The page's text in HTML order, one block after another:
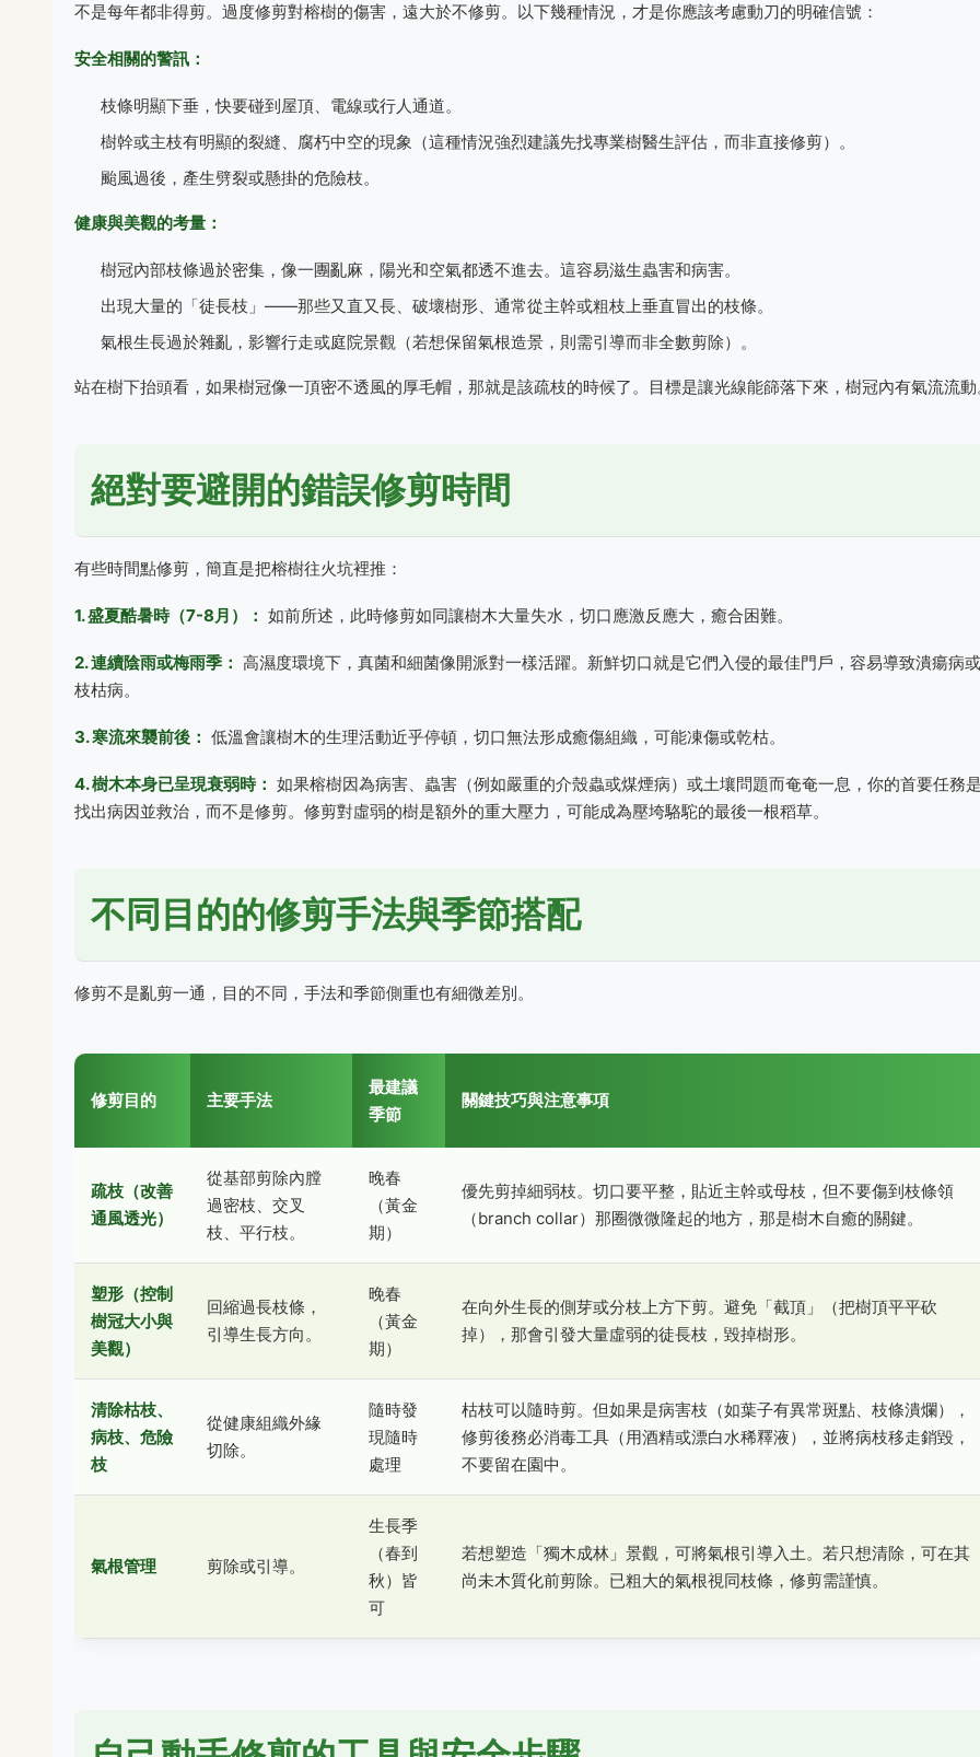
不是每年都非得剪。過度修剪對榕樹的傷害，遠大於不修剪。以下幾種情況，才是你應該考慮動刀的明確信號：
安全相關的警訊：
枝條明顯下垂，快要碰到屋頂、電線或行人通道。
樹幹或主枝有明顯的裂縫、腐朽中空的現象（這種情況強烈建議先找專業樹醫生評估，而非直接修剪）。
颱風過後，產生劈裂或懸掛的危險枝。
健康與美觀的考量：
樹冠內部枝條過於密集，像一團亂麻，陽光和空氣都透不進去。這容易滋生蟲害和病害。
出現大量的「徒長枝」——那些又直又長、破壞樹形、通常從主幹或粗枝上垂直冒出的枝條。
氣根生長過於雜亂，影響行走或庭院景觀（若想保留氣根造景，則需引導而非全數剪除）。
站在樹下抬頭看，如果樹冠像一頂密不透風的厚毛帽，那就是該疏枝的時候了。目標是讓光線能篩落下來，樹冠內有氣流流
絕對要避開的錯誤修剪時間
有些時間點修剪，簡直是把榕樹往火坑裡推：
1. 盛夏酷暑時（7-8月）： 如前所述，此時修剪如同讓樹木大量失水，切口應激反應大，癒合困難。
2. 連續陰雨或梅雨季： 高濕度環境下，真菌和細菌像開派對一樣活躍。新鮮切口就是它們入侵的最佳門戶，容易導致潰瘍病或
枝枯病。
3. 寒流來襲前後： 低溫會讓樹木的生理活動近乎停頓，切口無法形成癒傷組織，可能凍傷或乾枯。
4. 樹木本身已呈現衰弱時： 如果榕樹因為病害、蟲害（例如嚴重的介殼蟲或煤煙病）或土壤問題而奄奄一息，你的首要任務
找出病因並救治，而不是修剪。修剪對虛弱的樹是額外的重大壓力，可能成為壓垮駱駝的最後一根稻草。
不同目的的修剪手法與季節搭配
修剪不是亂剪一通，目的不同，手法和季節側重也有細微差別。
修剪目的 主要手法
最建議
季節
關鍵技巧與注意事項
疏枝（改善
通風透光）
從基部剪除內膛
過密枝、交叉
枝、平行枝。
晚春
（黃金
期）
優先剪掉細弱枝。切口要平整，貼近主幹或母枝，但不要傷到枝條領
（branch collar）那圈微微隆起的地方，那是樹木自癒的關鍵。
塑形（控制
樹冠大小與
美觀）
回縮過長枝條，
引導生長方向。
晚春
（黃金
期）
在向外生長的側芽或分枝上方下剪。避免「截頂」（把樹頂平平砍
掉），那會引發大量虛弱的徒長枝，毀掉樹形。
清除枯枝、
病枝、危險
枝
從健康組織外緣
切除。
隨時發
現隨時
處理
枯枝可以隨時剪。但如果是病害枝（如葉子有異常斑點、枝條潰爛），
修剪後務必消毒工具（用酒精或漂白水稀釋液），並將病枝移走銷毀，
不要留在園中。
氣根管理 剪除或引導。
生長季
（春到
秋）皆
可
若想塑造「獨木成林」景觀，可將氣根引導入土。若只想清除，可在其
尚未木質化前剪除。已粗大的氣根視同枝條，修剪需謹慎。